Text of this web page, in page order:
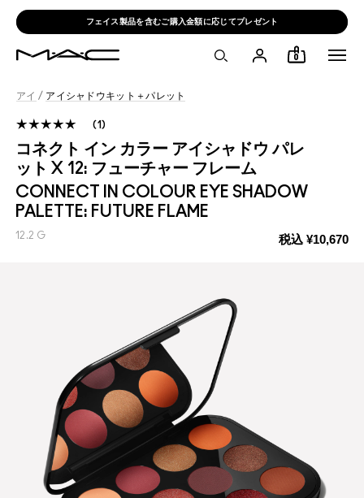
フェイス製品を含むご購入金額に応じてプレゼント
0
アイ / アイシャドウキット＋パレット
コネクト イン カラー アイシャドウ パレ
ット X 12: フューチャー フレーム
CONNECT IN COLOUR EYE SHADOW
PALETTE: FUTURE FLAME
税込 ¥10,670
12.2 G
1